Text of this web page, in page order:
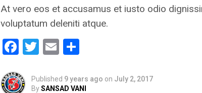
At vero eos et accusamus et iusto odio
voluptatum deleniti atque.
Facebook
Twitter
Email
Published 9 years ago on July 2, 2017
BySANSAD VANI